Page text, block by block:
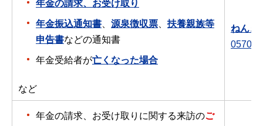
年金の請求、お受け取り
年金振込通知書、 源泉徴収票、 扶養親族等
申告書などの通知書
年金受給者が亡くなった場合
など
ねんき
0570-
年金の請求、お受け取りに関する来訪のご